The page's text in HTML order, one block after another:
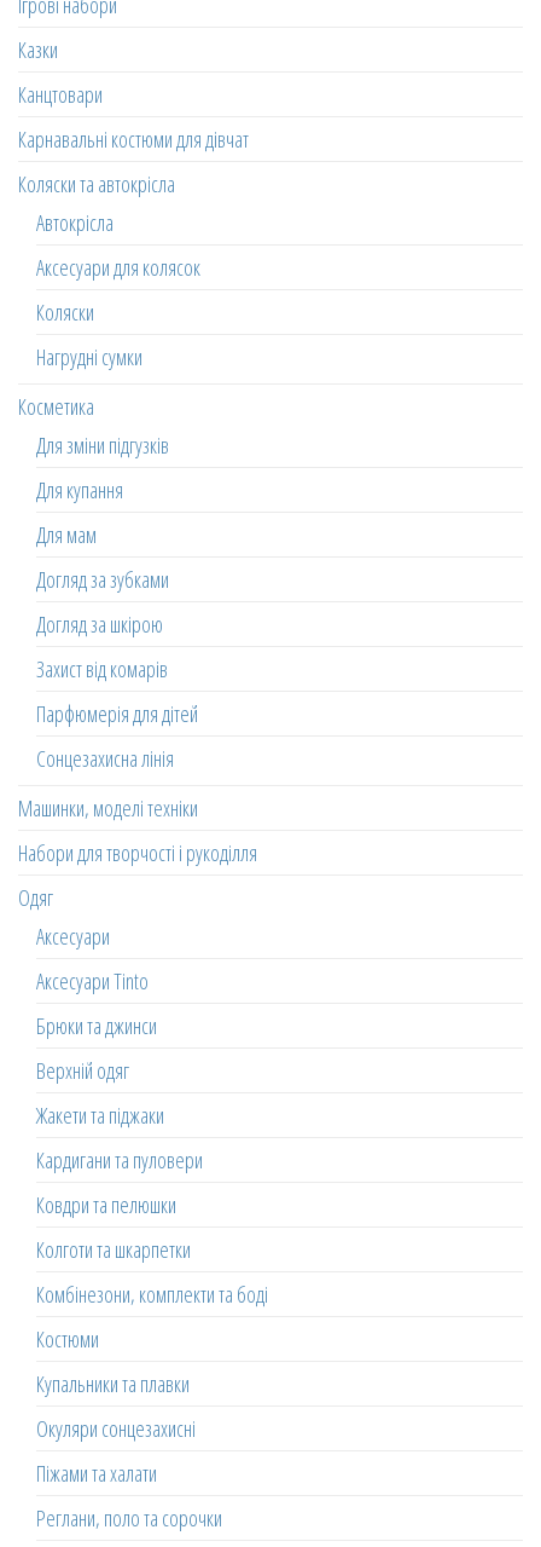
Казки
Канцтовари
Карнавальні костюми для дівчат
Коляски та автокрісла
Автокрісла
Аксесуари для колясок
Коляски
Нагрудні сумки
Косметика
Для зміни підгузків
Для купання
Для мам
Догляд за зубками
Догляд за шкірою
Захист від комарів
Парфюмерія для дітей
Сонцезахисна лінія
Машинки, моделі техніки
Набори для творчості і рукоділля
Одяг
Аксесуари
Аксесуари Tinto
Брюки та джинси
Верхній одяг
Жакети та піджаки
Кардигани та пуловери
Ковдри та пелюшки
Колготи та шкарпетки
Комбінезони, комплекти та боді
Костюми
Купальники та плавки
Окуляри сонцезахисні
Піжами та халати
Реглани, поло та сорочки